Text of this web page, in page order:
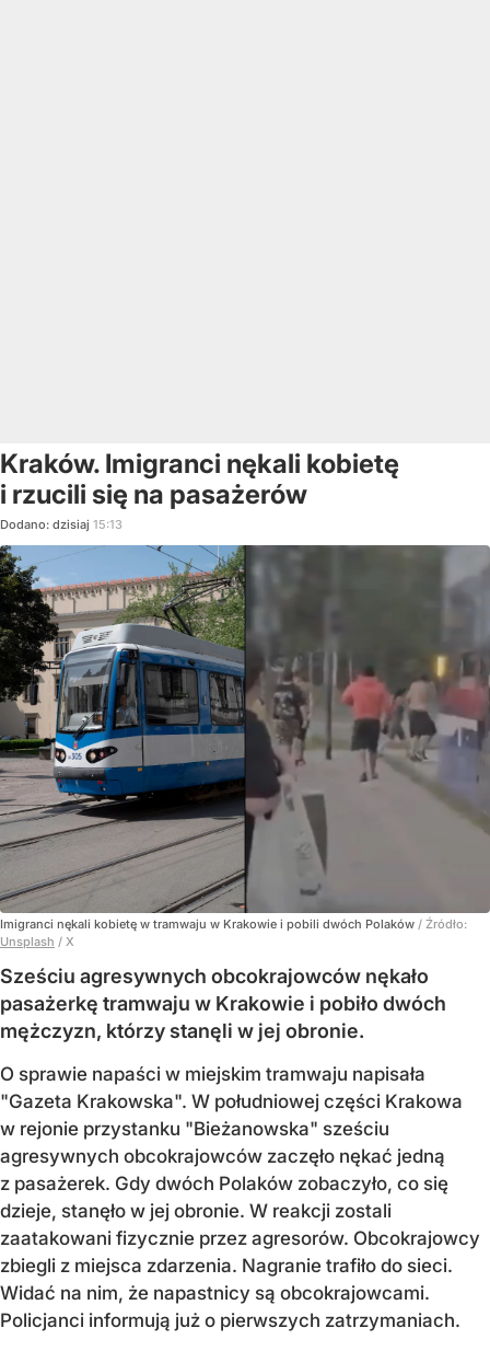
Kraków. Imigranci nękali kobietę
i rzucili się na pasażerów
Dodano: dzisiaj 15:13
Imigranci nękali kobietę w tramwaju w Krakowie i pobili dwóch Polaków / Źródło:
Unsplash / X
Sześciu agresywnych obcokrajowców nękało
pasażerkę tramwaju w Krakowie i pobiło dwóch
mężczyzn, którzy stanęli w jej obronie.
O sprawie napaści w miejskim tramwaju napisała
"Gazeta Krakowska". W południowej części Krakowa
w rejonie przystanku "Bieżanowska" sześciu
agresywnych obcokrajowców zaczęło nękać jedną
z pasażerek. Gdy dwóch Polaków zobaczyło, co się
dzieje, stanęło w jej obronie. W reakcji zostali
zaatakowani fizycznie przez agresorów. Obcokrajowcy
zbiegli z miejsca zdarzenia. Nagranie trafiło do sieci.
Widać na nim, że napastnicy są obcokrajowcami.
Policjanci informują już o pierwszych zatrzymaniach.